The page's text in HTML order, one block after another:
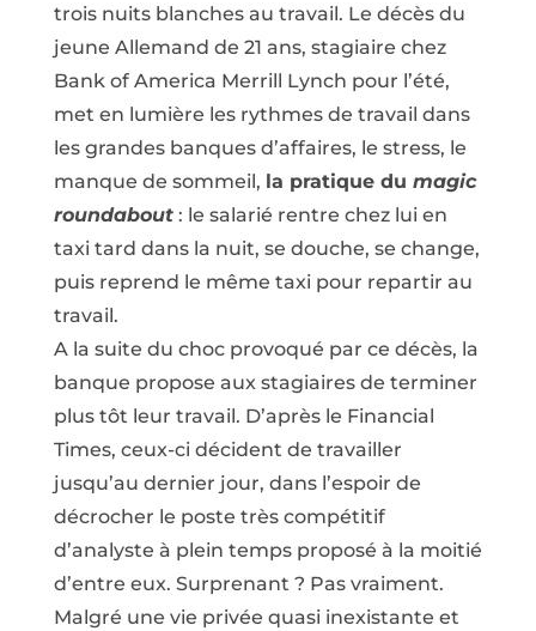
trois nuits blanches au travail. Le décès du
jeune Allemand de 21 ans, stagiaire chez
Bank of America Merrill Lynch pour l’été,
met en lumière les rythmes de travail dans
les grandes banques d’affaires, le stress, le
manque de sommeil, la pratique du magic
roundabout: le salarié rentre chez lui en
taxi tard dans la nuit, se douche, se change,
puis reprend le même taxi pour repartir au
travail.
A la suite du choc provoqué par ce décès, la
banque propose aux stagiaires de terminer
plus tôt leur travail. D’après le Financial
Times, ceux-ci décident de travailler
jusqu’au dernier jour, dans l’espoir de
décrocher le poste très compétitif
d’analyste à plein temps proposé à la moitié
d’entre eux. Surprenant ? Pas vraiment.
Malgré une vie privée quasi inexistante et